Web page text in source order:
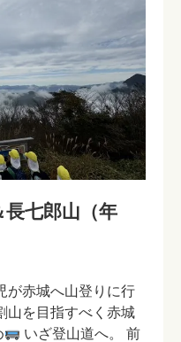
長七郎山（年
が赤城へ山登りに行
山を目指すべく赤城
いざ登山道へ。 前